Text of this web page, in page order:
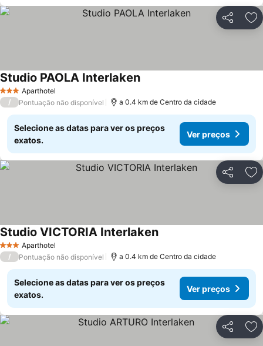
Partilhar
3 EstrelasAparthotel
Studio PAOLA Interlaken
/ Pontuação não disponível a 0.4 km de Centro da cidade
Selecione as datas para ver os preços
exatos.
Ver preços
Partilhar
3 EstrelasAparthotel
Studio VICTORIA Interlaken
/ Pontuação não disponível a 0.4 km de Centro da cidade
Selecione as datas para ver os preços
exatos.
Ver preços
Partilhar